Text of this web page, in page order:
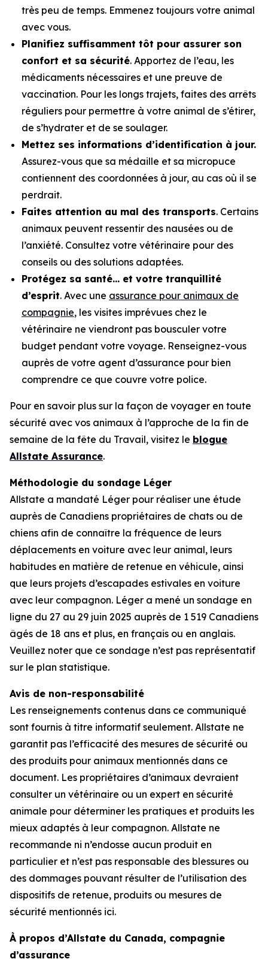
très peu de temps. Emmenez toujours votre animal
avec vous.
Planifiez suffisamment tôt pour assurer son
confort et sa sécurité. Apportez de l’eau, les
médicaments nécessaires et une preuve de
vaccination. Pour les longs trajets, faites des arrêts
réguliers pour permettre à votre animal de s’étirer,
de s’hydrater et de se soulager.
Mettez ses informations d’identification à jour.
Assurez-vous que sa médaille et sa micropuce
contiennent des coordonnées à jour, au cas où il se
perdrait.
Faites attention au mal des transports. Certains
animaux peuvent ressentir des nausées ou de
l’anxiété. Consultez votre vétérinaire pour des
conseils ou des solutions adaptées.
Protégez sa santé… et votre tranquillité
d’esprit. Avec une assurance pour animaux de
compagnie, les visites imprévues chez le
vétérinaire ne viendront pas bousculer votre
budget pendant votre voyage. Renseignez-vous
auprès de votre agent d’assurance pour bien
comprendre ce que couvre votre police.
Pour en savoir plus sur la façon de voyager en toute
sécurité avec vos animaux à l’approche de la fin de
semaine de la fête du Travail, visitez le blogue
Allstate Assurance.
Méthodologie du sondage Léger
Allstate a mandaté Léger pour réaliser une étude
auprès de Canadiens propriétaires de chats ou de
chiens afin de connaître la fréquence de leurs
déplacements en voiture avec leur animal, leurs
habitudes en matière de retenue en véhicule, ainsi
que leurs projets d’escapades estivales en voiture
avec leur compagnon. Léger a mené un sondage en
ligne du 27 au 29 juin 2025 auprès de 1 519 Canadiens
âgés de 18 ans et plus, en français ou en anglais.
Veuillez noter que ce sondage n’est pas représentatif
sur le plan statistique.
Avis de non-responsabilité
Les renseignements contenus dans ce communiqué
sont fournis à titre informatif seulement. Allstate ne
garantit pas l’efficacité des mesures de sécurité ou
des produits pour animaux mentionnés dans ce
document. Les propriétaires d’animaux devraient
consulter un vétérinaire ou un expert en sécurité
animale pour déterminer les pratiques et produits les
mieux adaptés à leur compagnon. Allstate ne
recommande ni n’endosse aucun produit en
particulier et n’est pas responsable des blessures ou
des dommages pouvant résulter de l’utilisation des
dispositifs de retenue, produits ou mesures de
sécurité mentionnés ici.
À propos d’Allstate du Canada, compagnie
d’assurance